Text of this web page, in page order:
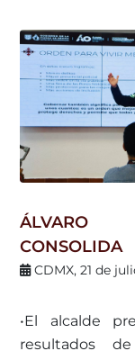
ÁLVARO
CONSOLIDA
DE
IMPACTO Y
MAYOR
CDMX, 21 de
•El alcalde
resultados